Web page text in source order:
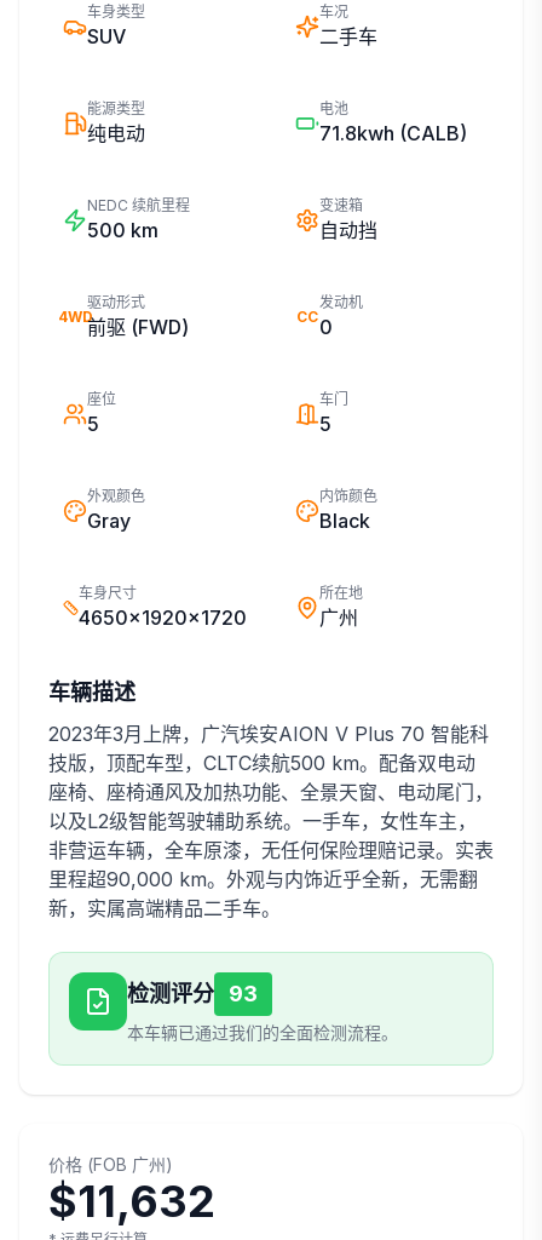
车身类型
SUV
车况
二手车
能源类型
纯电动
电池
71.8kwh (CALB)
NEDC 续航里程
500 km
变速箱
自动挡
4WD
驱动形式
前驱 (FWD) CC
发动机
0
座位
5
车门
5
外观颜色
Gray
内饰颜色
Black
车身尺寸
4650x1920x1720
所在地
广州
车辆描述
2023年3月上牌，广汽埃安AION V Plus 70 智能科
技版，顶配车型，CLTC续航500 km。配备双电动
座椅、座椅通风及加热功能、全景天窗、电动尾门，
以及L2级智能驾驶辅助系统。一手车，女性车主，
非营运车辆，全车原漆，无任何保险理赔记录。实表
里程超90,000 km。外观与内饰近乎全新，无需翻
新，实属高端精品二手车。
检测评分 93
本车辆已通过我们的全面检测流程。
价格 (FOB 广州)
$11,632